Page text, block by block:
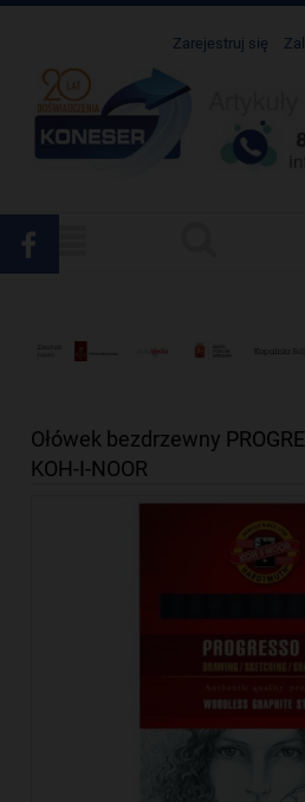
Zarejestruj się
Ołówek bezdrzewny
KOH-I-NOOR